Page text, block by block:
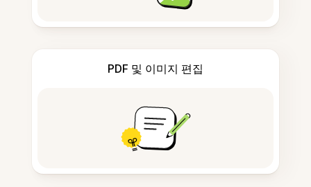
PDF 및 이미지 편집